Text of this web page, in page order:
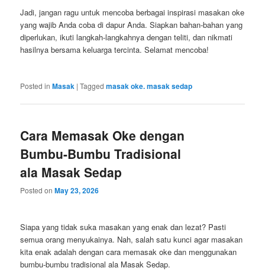
Jadi, jangan ragu untuk mencoba berbagai inspirasi masakan oke
yang wajib Anda coba di dapur Anda. Siapkan bahan-bahan yang
diperlukan, ikuti langkah-langkahnya dengan teliti, dan nikmati
hasilnya bersama keluarga tercinta. Selamat mencoba!
Posted in Masak |Tagged masak oke. masak sedap
Cara Memasak Oke dengan
Bumbu-Bumbu Tradisional
ala Masak Sedap
Posted onMay 23, 2026
Siapa yang tidak suka masakan yang enak dan lezat? Pasti
semua orang menyukainya. Nah, salah satu kunci agar masakan
kita enak adalah dengan cara memasak oke dan menggunakan
bumbu-bumbu tradisional ala Masak Sedap.